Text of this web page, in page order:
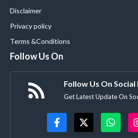
Disclaimer
Privacy policy
Terms &Conditions
Follow Us On
Follow Us On Social
Get Latest Update On